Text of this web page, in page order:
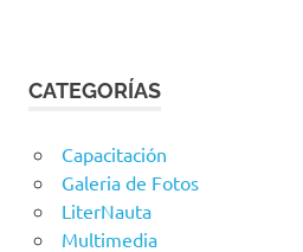
CATEGORÍAS
Capacitación
Galeria de Fotos
LiterNauta
Multimedia